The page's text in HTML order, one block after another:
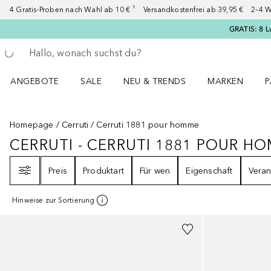
4 Gratis-Proben nach Wahl ab 10 € ¹ Versandkostenfrei ab 39,95 € 2–4
GRATIS: 8
Gehe zurück
Suche ausführen
ANGEBOTE
SALE
NEU & TRENDS
MARKEN
Homepage Cerruti Cerruti 1881 pour homme
CERRUTI - CERRUTI 1881 POUR
CERRUTI - CERRUTI 1881 POUR
Preis
Produktart Für wen Eigenschaft
Hinweise zur Sortierung